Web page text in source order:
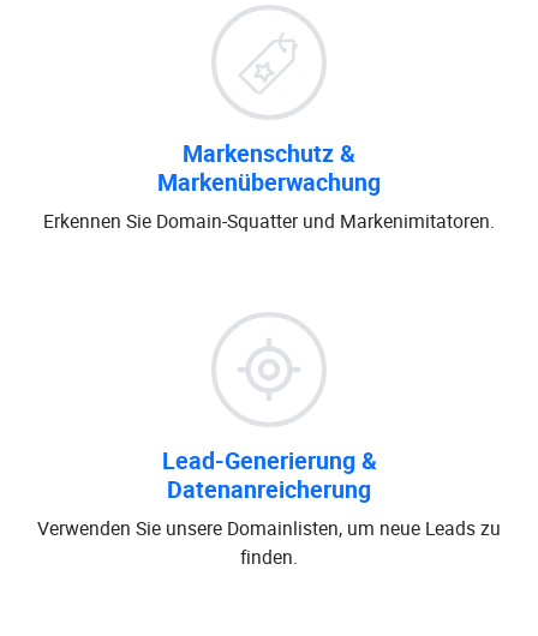
Markenschutz &
Markenüberwachung
Erkennen Sie Domain-Squatter und Markenimitatoren.
Lead-Generierung &
Datenanreicherung
Verwenden Sie unsere Domainlisten, um neue Leads zu
finden.